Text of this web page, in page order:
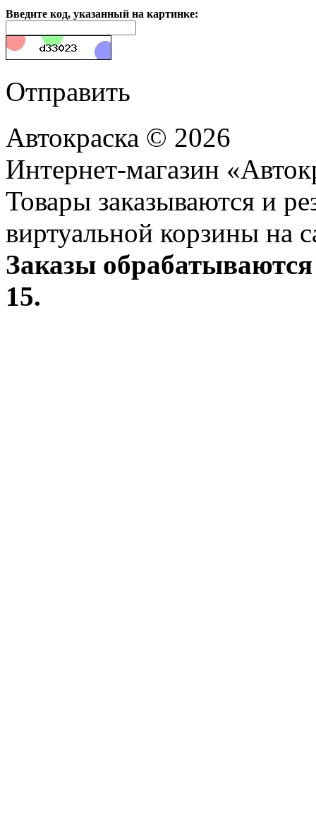
Введите код, указанный на картинке:
Отправить
Автокраска © 2026
Интернет-магазин
Товары заказываются и
виртуальной корзины на
Заказы
15.